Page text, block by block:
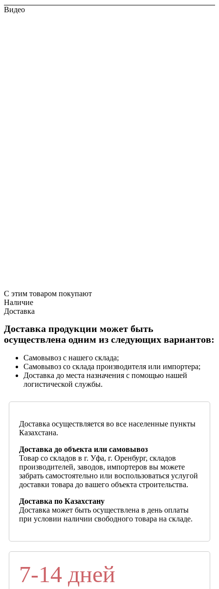
Видео
С этим товаром покупают
Наличие
Доставка
Доставка продукции может быть
осуществлена одним из следующих вариантов:
Самовывоз с нашего склада;
Самовывоз со склада производителя или импортера;
Доставка до места назначения с помощью нашей
логистической службы.
Доставка осуществляется во все населенные пункты
Казахстана.
Доставка до объекта или самовывоз
Товар со складов в г. Уфа, г. Оренбург, складов
производителей, заводов, импортеров вы можете
забрать самостоятельно или воспользоваться услугой
доставки товара до вашего объекта строительства.
Доставка по Казахстану
Доставка может быть осуществлена в день оплаты
при условии наличии свободного товара на складе.
7-14 дней